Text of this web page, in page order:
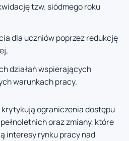
tzw. siódmego roku
dla uczniów poprzez redukcję
działań wspierających
warunkach pracy.
ograniczenia dostępu
oraz zmiany, które
interesy rynku pracy nad